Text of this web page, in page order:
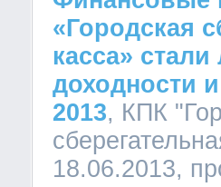
«Городская
касса»
доходности
2013, КПК
18.06.2013,